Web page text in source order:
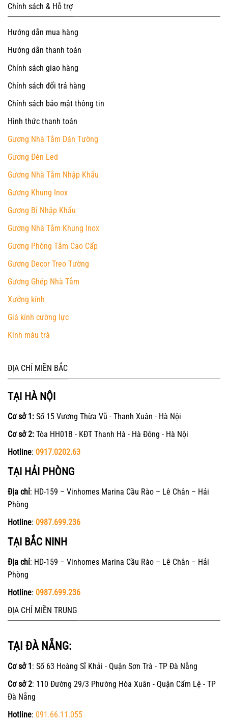
Chính sách & Hỗ trợ
Hướng dẫn mua hàng
Hướng dẫn thanh toán
Chính sách giao hàng
Chính sách đổi trả hàng
Chính sách bảo mật thông tin
Hình thức thanh toán
Gương Nhà Tắm Dán Tường
Gương Đèn Led
Gương Nhà Tắm Nhập Khẩu
Gương Khung Inox
Gương Bỉ Nhập Khẩu
Gương Nhà Tắm Khung Inox
Gương Phòng Tắm Cao Cấp
Gương Decor Treo Tường
Gương Ghép Nhà Tắm
Xưởng kính
Giá kính cường lực
Kính màu trà
ĐỊA CHỈ MIỀN BẮC
TẠI HÀ NỘI
Cơ sở 1: Số 15 Vương Thừa Vũ - Thanh Xuân - Hà Nội
Cơ sở 2: Tòa HH01B - KĐT Thanh Hà - Hà Đông - Hà Nội
Hotline: 0917.0202.63
TẠI HẢI PHÒNG
Địa chỉ: HD-159 – Vinhomes Marina Cầu Rào – Lê Chân – Hải
Phòng
Hotline: 0987.699.236
TẠI BẮC NINH
Địa chỉ: HD-159 – Vinhomes Marina Cầu Rào – Lê Chân – Hải
Phòng
Hotline: 0987.699.236
ĐỊA CHỈ MIỀN TRUNG
TẠI ĐÀ NẴNG:
Cơ sở 1: Số 63 Hoàng Sĩ Khải - Quận Sơn Trà - TP Đà Nẵng
Cơ sở 2: 110 Đường 29/3 Phường Hòa Xuân - Quận Cẩm Lệ - TP
Đà Nẵng
Hotline: 091.66.11.055